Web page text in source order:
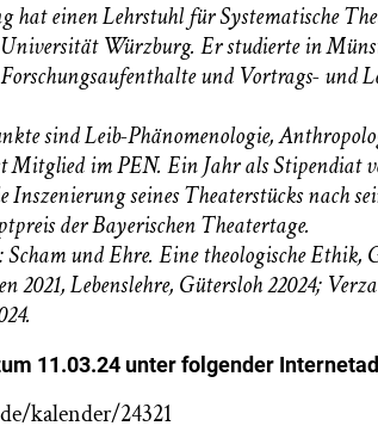
einen Lehrstuhl für Systematische
Würzburg. Er studierte in
und Vortrags- und
sind Leib-Phänomenologie,
Mitglied imPEN. Ein Jahr als Stipendiat
seines Theaterstücks nach
der Bayerischen Theatertage.
und Ehre. Eine theologische Ethik,
2021, Lebenslehre, Gütersloh 22024;
11.03.24 unter folgender
kalender/24321